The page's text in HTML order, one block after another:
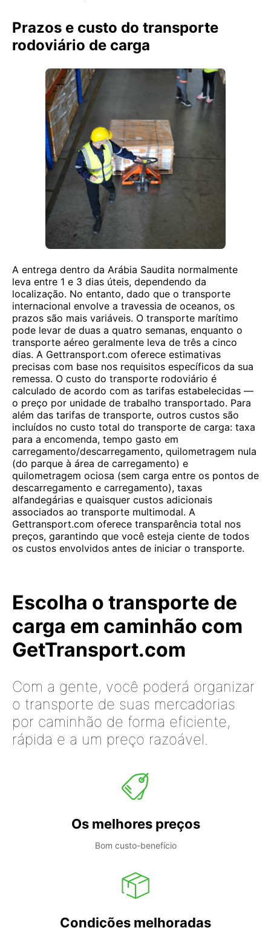
Prazos e custo do transporte
rodoviário de carga
A entrega dentro da Arábia Saudita normalmente
leva entre 1 e 3 dias úteis, dependendo da
localização. No entanto, dado que o transporte
internacional envolve a travessia de oceanos, os
prazos são mais variáveis. O transporte marítimo
pode levar de duas a quatro semanas, enquanto o
transporte aéreo geralmente leva de três a cinco
dias. A Gettransport.com oferece estimativas
precisas com base nos requisitos específicos da sua
remessa. O custo do transporte rodoviário é
calculado de acordo com as tarifas estabelecidas —
o preço por unidade de trabalho transportado. Para
além das tarifas de transporte, outros custos são
incluídos no custo total do transporte de carga: taxa
para a encomenda, tempo gasto em
carregamento/descarregamento, quilometragem nula
(do parque à área de carregamento) e
quilometragem ociosa (sem carga entre os pontos de
descarregamento e carregamento), taxas
alfandegárias e quaisquer custos adicionais
associados ao transporte multimodal. A
Gettransport.com oferece transparência total nos
preços, garantindo que você esteja ciente de todos
os custos envolvidos antes de iniciar o transporte.
Escolha o transporte de
carga em caminhão com
GetTransport.com
Com a gente, você poderá organizar
o transporte de suas mercadorias
por caminhão de forma eficiente,
rápida e a um preço razoável.
Os melhores preços
Bom custo-benefício
Condições melhoradas